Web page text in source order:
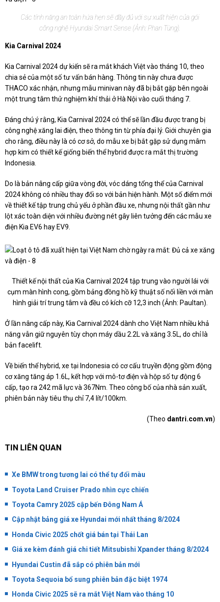
Các tính năng an toàn hứa hẹn sẽ đầy đủ với sự xuất hiện của gói
công nghệ Hyundai Smart Sense (Ảnh: Phan Tùng).
Kia Carnival 2024
Kia Carnival 2024 dự kiến sẽ ra mắt khách Việt vào tháng 10, theo
chia sẻ của một số tư vấn bán hàng. Thông tin này chưa được
THACO xác nhận, nhưng mẫu minivan này đã bị bắt gặp bên ngoài
một trung tâm thử nghiệm khí thải ở Hà Nội vào cuối tháng 7.
Đáng chú ý rằng, Kia Carnival 2024 có thể sẽ lần đầu được trang bị
công nghệ xăng lai điện, theo thông tin từ phía đại lý. Giới chuyên gia
cho rằng, điều này là có cơ sở, do mẫu xe bị bắt gặp sử dụng mâm
hợp kim có thiết kế giống biến thể hybrid được ra mắt thị trường
Indonesia.
Do là bản nâng cấp giữa vòng đời, vóc dáng tổng thể của Carnival
2024 không có nhiều thay đổi so với bản hiện hành. Một số điểm mới
về thiết kế tập trung chủ yếu ở phần đầu xe, nhưng nội thất gần như
lột xác toàn diện với nhiều đường nét gây liên tưởng đến các mẫu xe
điện Kia EV6 hay EV9.
Thiết kế nội thất của Kia Carnival 2024 tập trung vào người lái với
cụm màn hình cong, gồm bảng đồng hồ kỹ thuật số nối liền với màn
hình giải trí trung tâm và đều có kích cỡ 12,3 inch (Ảnh: Paultan).
Ở lần nâng cấp này, Kia Carnival 2024 dành cho Việt Nam nhiều khả
năng vẫn giữ nguyên tùy chọn máy dầu 2.2L và xăng 3.5L, do chỉ là
bản facelift.
Về biến thể hybrid, xe tại Indonesia có cơ cấu truyền động gồm động
cơ xăng tăng áp 1.6L, kết hợp với mô-tơ điện và hộp số tự động 6
cấp, tạo ra 242 mã lực và 367Nm. Theo công bố của nhà sản xuất,
phiên bản này tiêu thụ chỉ 7,4 lít/100km.
(Theo dantri.com.vn)
TIN LIÊN QUAN
Xe BMW trong tương lai có thể tự đổi màu
Toyota Land Cruiser Prado nhìn cực chiến
Toyota Camry 2025 cập bến Đông Nam Á
Cập nhật bảng giá xe Hyundai mới nhất tháng 8/2024
Honda Civic 2025 chốt giá bán tại Thái Lan
Giá xe kèm đánh giá chi tiết Mitsubishi Xpander tháng 8/2024
Hyundai Custin đã sắp có phiên bản mới
Toyota Sequoia bổ sung phiên bản đặc biệt 1974
Honda Civic 2025 sẽ ra mắt Việt Nam vào tháng 10